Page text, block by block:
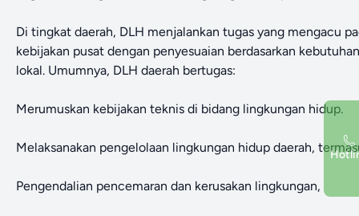
Di tingkat daerah, DLH menjalankan tugas yang mengacu
kebijakan pusat dengan penyesuaian berdasarkan kebutuhan
lokal. Umumnya, DLH daerah bertugas:
Merumuskan kebijakan teknis di bidang lingkungan hidup.
Melaksanakan pengelolaan lingkungan hidup daerah,
Pengendalian pencemaran dan kerusakan lingkungan,